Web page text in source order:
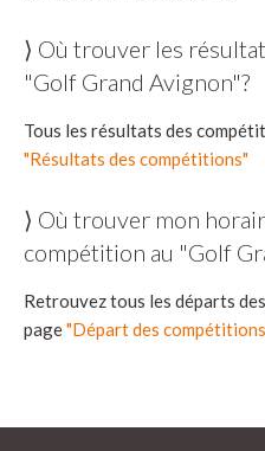
⟩ Où trouver les
"Golf Grand Avignon"?
Tous les résultats des
"Résultats des compétitions"
⟩ Où trouver mon
compétition au "Golf
Retrouvez tous les départs
page"Départ des